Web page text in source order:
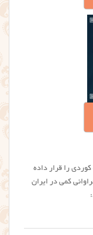
كوردي را قرار داده
کمی در ایران